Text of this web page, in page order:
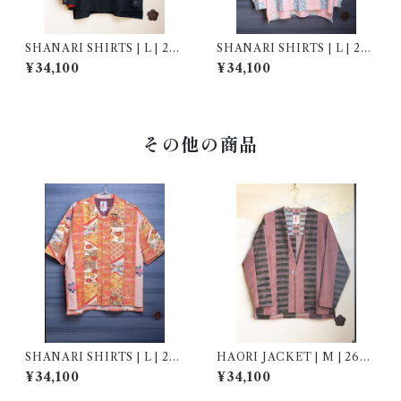
SHANARI SHIRTS | L | 262
020
¥34,100
SHANARI SHIRTS | L | 261
018
¥34,100
その他の商品
SHANARI SHIRTS | L | 263
077
¥34,100
HAORI JACKET | M | 2690
01
¥34,100